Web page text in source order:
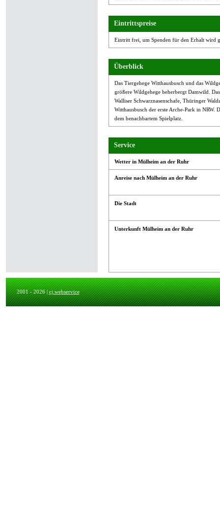
Eintrittspreise
Eintritt frei, um Spenden für den Erhalt wird
Überblick
Das Tiergehege Witthausbusch und das
größere Wildgehege beherbergt Damwild.
Walliser Schwarznasenschafe, Thüringer
Witthausbusch der erste Arche-Park in
dem benachbartem Spielplatz.
Service
Wetter in Mülheim an der Ruhr
Anreise nach Mülheim an der Ruhr
Die Stadt
Unterkunft Mülheim an der Ruhr
2001 - 2026 |cj.webservice